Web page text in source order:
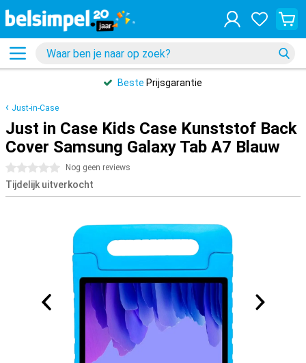
Beste Prijsgarantie
Just-in-Case
Just in Case Kids Case Kunststof Back
Cover Samsung Galaxy Tab A7 Blauw
0 sterren Nog geen reviews
Tijdelijk uitverkocht